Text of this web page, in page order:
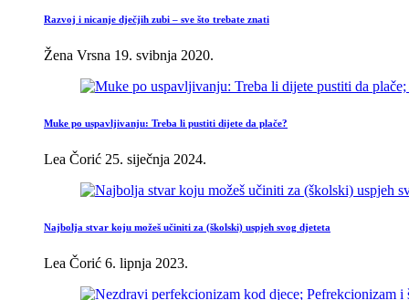
Razvoj i nicanje dječjih zubi – sve što trebate znati
Žena Vrsna 19. svibnja 2020.
Muke po uspavljivanju: Treba li pustiti dijete da plače?
Lea Čorić 25. siječnja 2024.
Najbolja stvar koju možeš učiniti za (školski) uspjeh svog djeteta
Lea Čorić 6. lipnja 2023.